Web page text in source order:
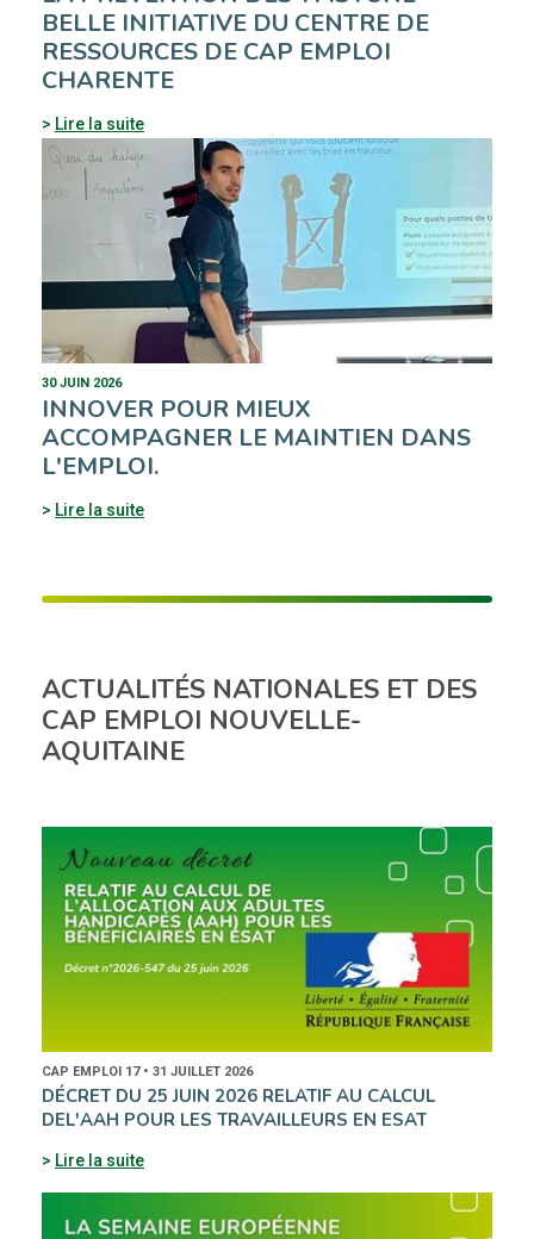
BELLE INITIATIVE DU CENTRE DE
RESSOURCES DE CAP EMPLOI
CHARENTE
Lire la suite
30 JUIN 2026
INNOVER POUR MIEUX
ACCOMPAGNER LE MAINTIEN DANS
L'EMPLOI.
Lire la suite
ACTUALITÉS NATIONALES ET DES
CAP EMPLOI NOUVELLE-
AQUITAINE
CAP EMPLOI 17 • 31 JUILLET 2026
DÉCRET DU 25 JUIN 2026 RELATIF AU CALCUL
DEL'AAH POUR LES TRAVAILLEURS EN ESAT
Lire la suite